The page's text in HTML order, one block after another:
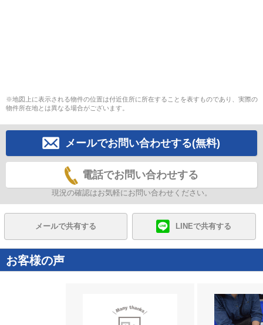
※地図上に表示される物件の位置は付近住所に所在することを表すものであり、実際の
物件所在地とは異なる場合がございます。
メールでお問い合わせする(無料)
電話でお問い合わせする
現況の確認はお気軽にお問い合わせください。
メールで共有する LINEで共有する
お客様の声